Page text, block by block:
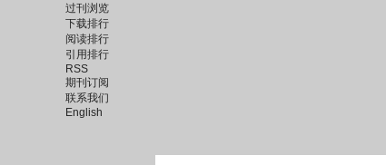
过刊浏览
下载排行
阅读排行
引用排行
RSS
期刊订阅
联系我们
English